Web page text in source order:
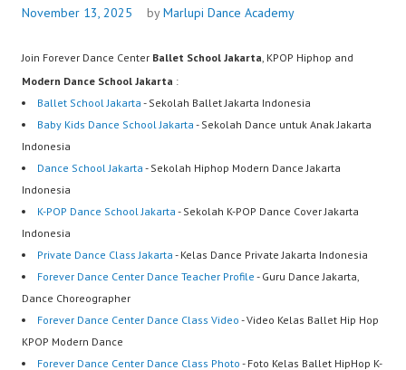
November 13, 2025 byMarlupi Dance Academy
Join Forever Dance Center Ballet School Jakarta, KPOP Hiphop and
Modern Dance School Jakarta :
Ballet School Jakarta - Sekolah Ballet Jakarta Indonesia
Baby Kids Dance School Jakarta - Sekolah Dance untuk Anak Jakarta
Indonesia
Dance School Jakarta - Sekolah Hiphop Modern Dance Jakarta
Indonesia
K-POP Dance School Jakarta - Sekolah K-POP Dance Cover Jakarta
Indonesia
Private Dance Class Jakarta - Kelas Dance Private Jakarta Indonesia
Forever Dance Center Dance Teacher Profile - Guru Dance Jakarta,
Dance Choreographer
Forever Dance Center Dance Class Video - Video Kelas Ballet Hip Hop
KPOP Modern Dance
Forever Dance Center Dance Class Photo - Foto Kelas Ballet HipHop K-